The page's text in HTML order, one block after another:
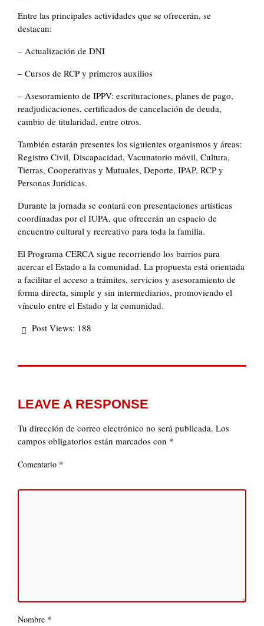
Entre las principales actividades que se ofrecerán, se
destacan:
– Actualización de DNI
– Cursos de RCP y primeros auxilios
– Asesoramiento de IPPV: escrituraciones, planes de pago,
readjudicaciones, certificados de cancelación de deuda,
cambio de titularidad, entre otros.
También estarán presentes los siguientes organismos y áreas:
Registro Civil, Discapacidad, Vacunatorio móvil, Cultura,
Tierras, Cooperativas y Mutuales, Deporte, IPAP, RCP y
Personas Jurídicas.
Durante la jornada se contará con presentaciones artísticas
coordinadas por el IUPA, que ofrecerán un espacio de
encuentro cultural y recreativo para toda la familia.
El Programa CERCA sigue recorriendo los barrios para
acercar el Estado a la comunidad. La propuesta está orientada
a facilitar el acceso a trámites, servicios y asesoramiento de
forma directa, simple y sin intermediarios, promoviendo el
vínculo entre el Estado y la comunidad.
Post Views: 188
LEAVE A RESPONSE
Tu dirección de correo electrónico no será publicada. Los
campos obligatorios están marcados con *
Comentario *
Nombre *